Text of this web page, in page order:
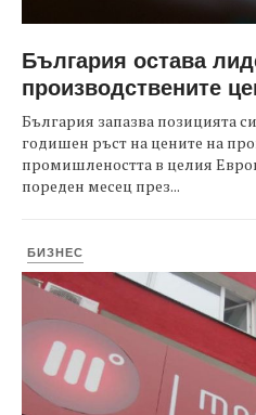
България остава
производствените
България запазва позицията
годишен ръст на цените на
промишлеността в целия
пореден месец през...
БИЗНЕС